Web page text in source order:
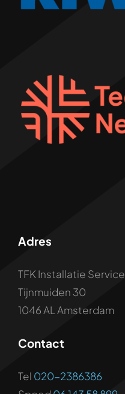
Adres
TFK Installatie Service
Tijnmuiden 30
1046 AL Amsterdam
Contact
Tel 020-2386386